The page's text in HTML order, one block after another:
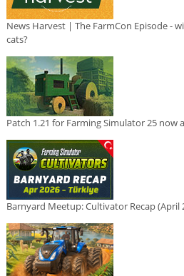
News Harvest | The FarmCon Episode -
cats?
Patch 1.21 for Farming Simulator 25 now
Barnyard Meetup: Cultivator Recap (April